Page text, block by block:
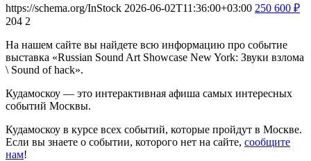
https://schema.org/InStock 2026-06-02T11:36:00+03:00 250 600 ₽
204 2
На нашем сайте вы найдете всю информацию про событие
выставка «Russian Sound Art Showcase New York: Звуки взлома
\ Sound of hack».
Кудамоскоу — это интерактивная афиша самых интересных
событий Москвы.
Кудамоскоу в курсе всех событий, которые пройдут в Москве.
Если вы знаете о событии, которого нет на сайте, сообщите
нам!